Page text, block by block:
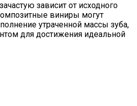
зависит от исходного
виниры могут
утраченной массы зуба,
для достижения идеальной